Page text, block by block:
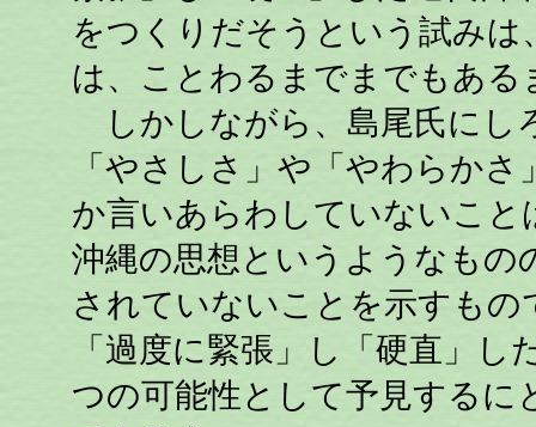
をつくりだそうという試み
は、ことわるまでまでもある
しかしながら、島尾氏にし
「やさしさ」や「やわらか
か言いあらわしていないこ
沖縄の思想というようなもの
されていないことを示すも
「過度に緊張」し「硬直」
つの可能性として予見する